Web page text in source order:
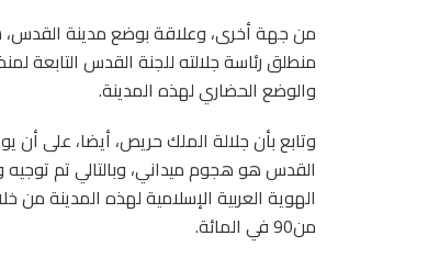
من جهة أخرى، وعلاقة بوضع مدينة القدس،
منطلق رئاسة جلالته للجنة القدس التابعة
والوضع الحضاري لهذه المدينة.
وتابع بأن جلالة الملك حريص، أيضا، على أن
القدس هو هجوم ميداني، وبالتالي تم
الهوية العربية الإسلامية لهذه المدينة
من90 في المائة.